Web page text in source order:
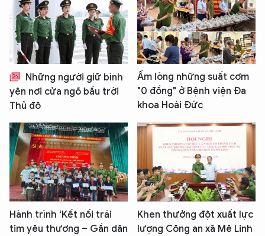
Những người giữ bình
yên nơi cửa ngõ bầu trời
Thủ đô
Ấm lòng những suất cơm
"0 đồng" ở Bệnh viện Đa
khoa Hoài Đức
Hành trình ‘Kết nối trái
tim yêu thương – Gần dân
Khen thưởng đột xuất lực
lượng Công an xã Mê Linh